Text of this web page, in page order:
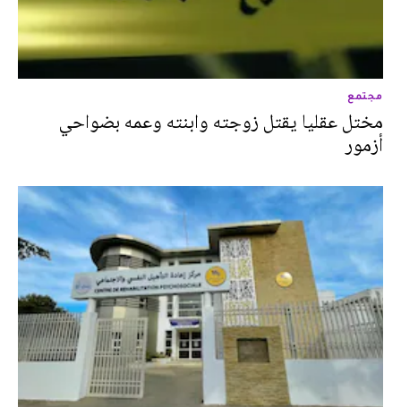
مجتمع
مختل عقليا يقتل زوجته وابنته وعمه بضواحي
أزمور